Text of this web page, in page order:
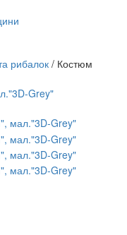
рибалок / Костюм